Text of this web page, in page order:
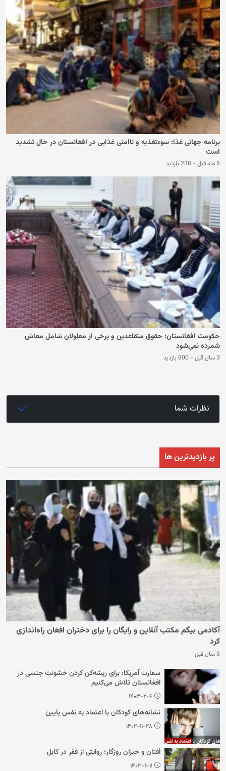
برنامه جهانی غذا: سوءتغذیه و ناامنی غذایی در افغانستان در حال تشدید
است
8 ماه قبل - 238 بازدید
حکومت افغانستان: حقوق متقاعدین و برخی از معلولان شامل معاش
شمرده نمی‌شود
3 سال قبل - 800 بازدید
نظرات شما
پر بازدیدترین ها
آکادمی بیگم مکتب آنلاین و رایگان را برای دختران افغان راه‌اندازی
کرد
3 سال قبل
سفارت آمریکا: برای ریشه‌کن کردن خشونت جنسی در
افغانستان تلاش می‌کنیم
۱۴۰۳-۲-۶
نشانه‌های کودکان با اعتماد به نفس پایین
۱۴۰۲-۱۱-۲۸
اُفتان و خیزان روزگار؛ روایتی از فقر در کابل
۱۴۰۳-۱-۱۱